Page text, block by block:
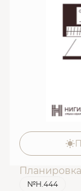
Планировка
№Н.444